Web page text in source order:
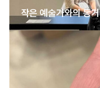
작은 예술가와의 동거